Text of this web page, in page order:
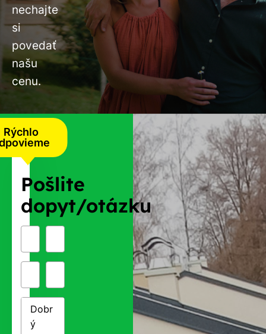
nechajte
si
povedať
našu
cenu.
Rýchlo
Pošlite
dopyt/otázku